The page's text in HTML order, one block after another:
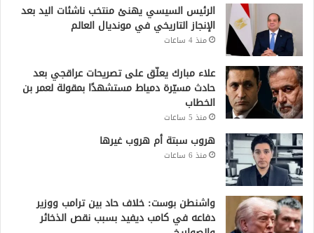
الرئيس السيسي يهنئ منتخب ناشئات اليد بعد
الإنجاز التاريخي في مونديال العالم
منذ 4 ساعات
علاء مبارك يعلّق على تصريحات عراقجي بعد
حادث مسيّرة دمياط مستشهدًا بمقولة لعمر بن
الخطاب
منذ 5 ساعات
هروب سبتة أم هروب غيرها
منذ 6 ساعات
واشنطن بوست: خلاف حاد بين ترامب ووزير
دفاعه في كامب ديفيد بسبب نقص الذخائر